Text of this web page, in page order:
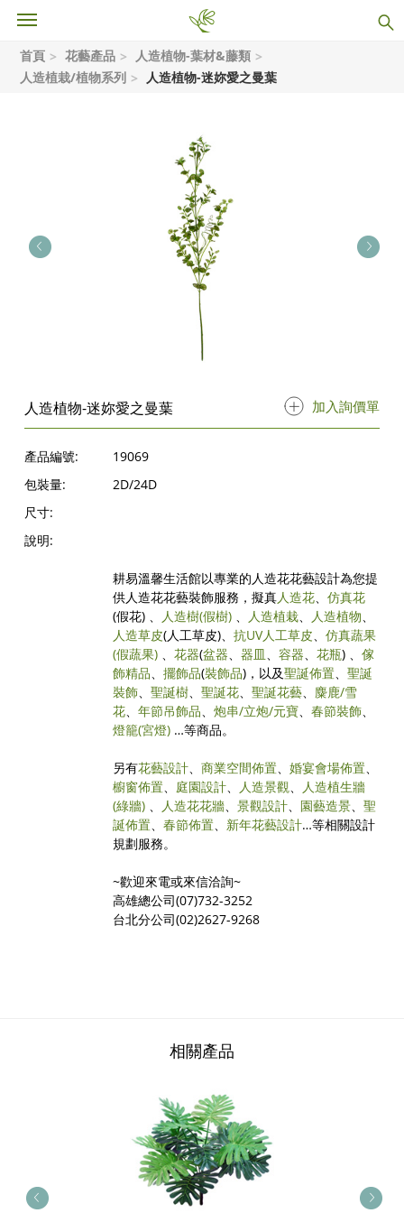
首頁 花藝產品
人造植物-葉材&藤類
人造植栽/植物系列
人造植物-迷妳愛之曼葉
人造植物-迷妳愛之曼葉 加入詢價單
產品編號:
19069
包裝量:
2D/24D
尺寸:
說明:
耕易溫馨生活館以專業的人造花花藝設計為您提
供人造花花藝裝飾服務，擬真人造花、仿真花
(假花) 、 人造樹(假樹) 、 人造植栽、 人造植物、
人造草皮(人工草皮)、抗UV人工草皮、仿真蔬果
(假蔬果) 、花器(盆器、器皿、容器、花瓶) 、傢
飾精品、擺飾品(裝飾品)，以及聖誕佈置、聖誕
裝飾、聖誕樹、聖誕花、聖誕花藝、 麋鹿/雪
花、年節吊飾品、炮串/立炮/元寶、春節裝飾、
燈籠(宮燈) …等商品。
另有花藝設計、商業空間佈置、婚宴會場佈置、
櫥窗佈置、 庭園設計、 人造景觀、 人造植生牆
(綠牆) 、 人造花花牆、景觀設計、 園藝造景、聖
誕佈置、春節佈置、 新年花藝設計…等相關設計
規劃服務。
~歡迎來電或來信洽詢~
高雄總公司(07)732-3252
台北分公司(02)2627-9268
相關產品